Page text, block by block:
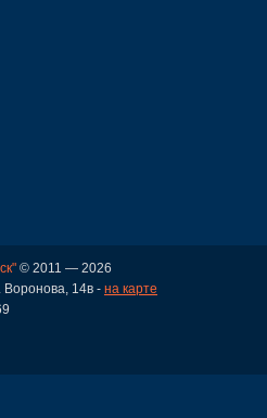
© 2011 — 2026
Воронова, 14в - на карте